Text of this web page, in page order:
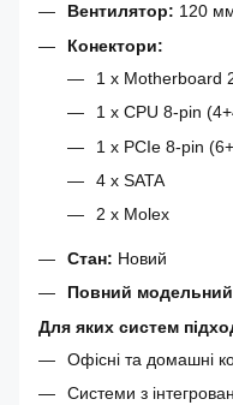
Вентилятор: 120
Конектори:
1 x Motherboard
1 x CPU 8-pin
1 x PCIe 8-pin
4 x SATA
2 x Molex
Стан: Новий
Повний
Для яких систем
Офісні та домашні
Системи з